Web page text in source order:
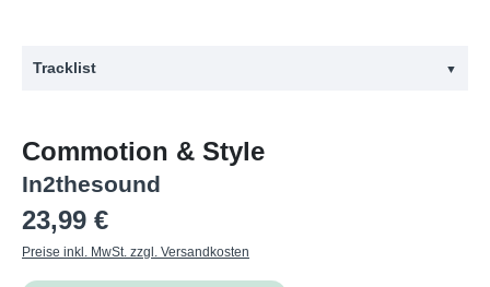
Tracklist ▼
1 Silent Air (A-Seite)
2 Fatal Flaw
3 I Can't Escape Myself
4 New Dark Age
Commotion & Style
In2thesound
Regulärer Preis:
23,99 €
Preise inkl. MwSt. zzgl. Versandkosten